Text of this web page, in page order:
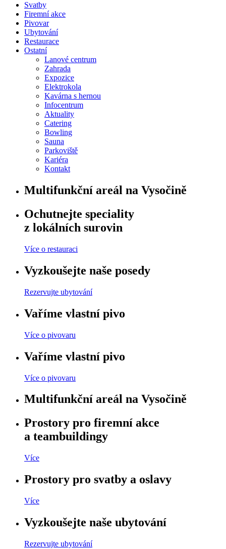
Svatby
Firemní akce
Pivovar
Ubytování
Restaurace
Ostatní
Lanové centrum
Zahrada
Expozice
Elektrokola
Kavárna s hernou
Infocentrum
Aktuality
Catering
Bowling
Sauna
Parkoviště
Kariéra
Kontakt
Multifunkční areál na Vysočině
Ochutnejte speciality
z lokálních surovin
Více o restauraci
Vyzkoušejte naše posedy
Rezervujte ubytování
Vaříme vlastní pivo
Více o pivovaru
Vaříme vlastní pivo
Více o pivovaru
Multifunkční areál na Vysočině
Prostory pro firemní akce
a teambuildingy
Více
Prostory pro svatby a oslavy
Více
Vyzkoušejte naše ubytování
Rezervujte ubytování